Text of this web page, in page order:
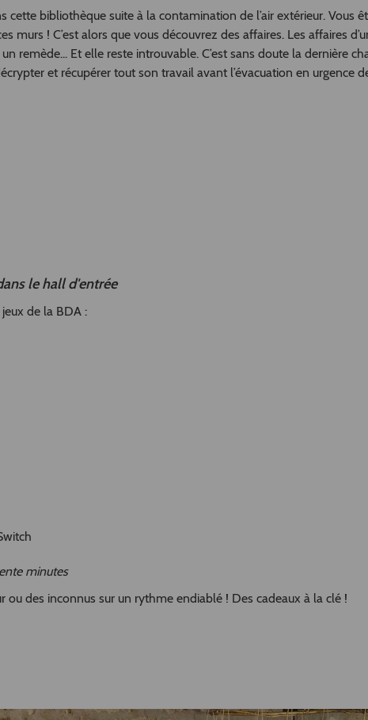
cette bibliothèque suite à la contamination de l’air extérieur. Vous
murs ! C’est alors que vous découvrez des affaires. Les affaires
remède... Et elle reste introuvable. C’est sans doute la dernière
et récupérer tout son travail avant l’évacuation en urgence
le hall d'entrée
de la BDA :
minutes
des inconnus sur un rythme endiablé ! Des cadeaux à la clé !